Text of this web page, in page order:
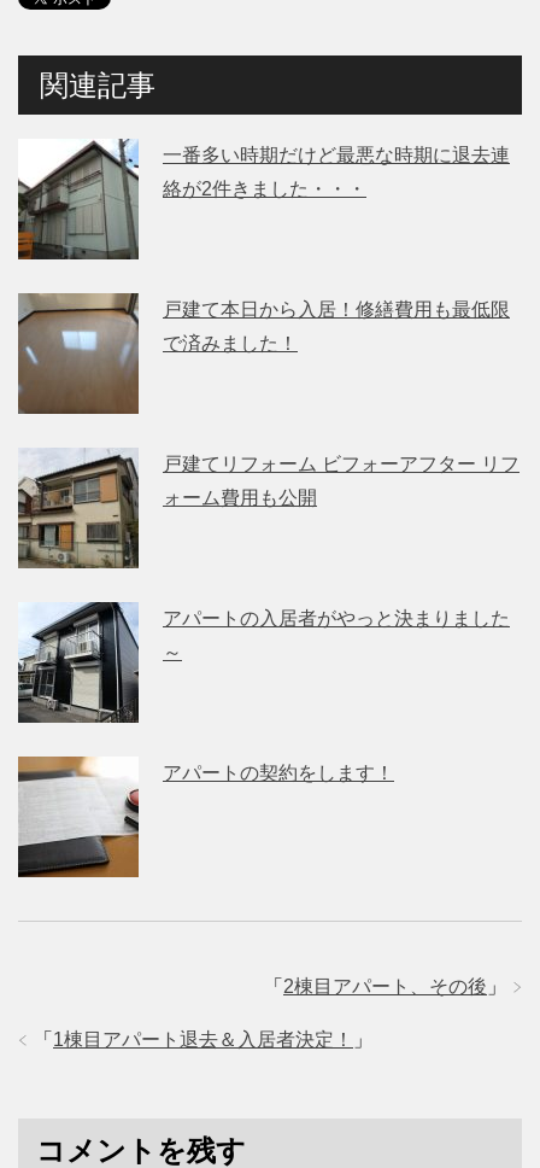
関連記事
一番多い時期だけど最悪な時期に退去連
絡が2件きました・・・
戸建て本日から入居！修繕費用も最低限
で済みました！
戸建てリフォーム ビフォーアフター リフ
ォーム費用も公開
アパートの入居者がやっと決まりました
～
アパートの契約をします！
「 2棟目アパート、その後 」
「 1棟目アパート退去＆入居者決定！ 」
コメントを残す